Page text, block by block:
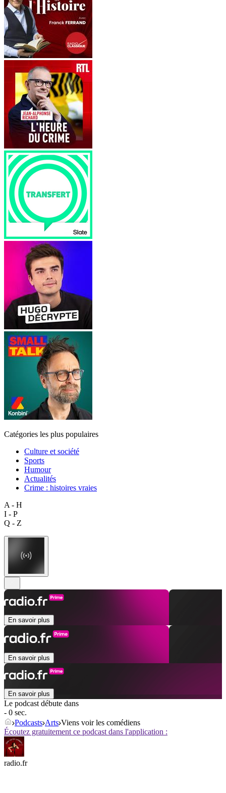
Catégories les plus populaires
Culture et société
Sports
Humour
Actualités
Crime : histoires vraies
A - H
I - P
Q - Z
En savoir plus
En savoir plus
En savoir plus
Le podcast débute dans
- 0 sec.
Podcasts Arts Viens voir les comédiens
Écoutez gratuitement ce podcast dans l'application :
radio.fr